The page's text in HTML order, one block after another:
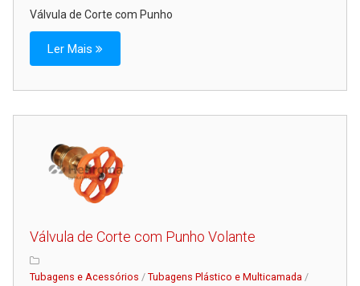
Ferramentas
Permutadores de Placas
Gabinete de Engenharia
Armazém e Logística
Novidades
Contactos
Válvula de Corte com Punho
Ler Mais
Válvula de Corte com Punho Volante
Tubagens e Acessórios / Tubagens Plástico e Multicamada/